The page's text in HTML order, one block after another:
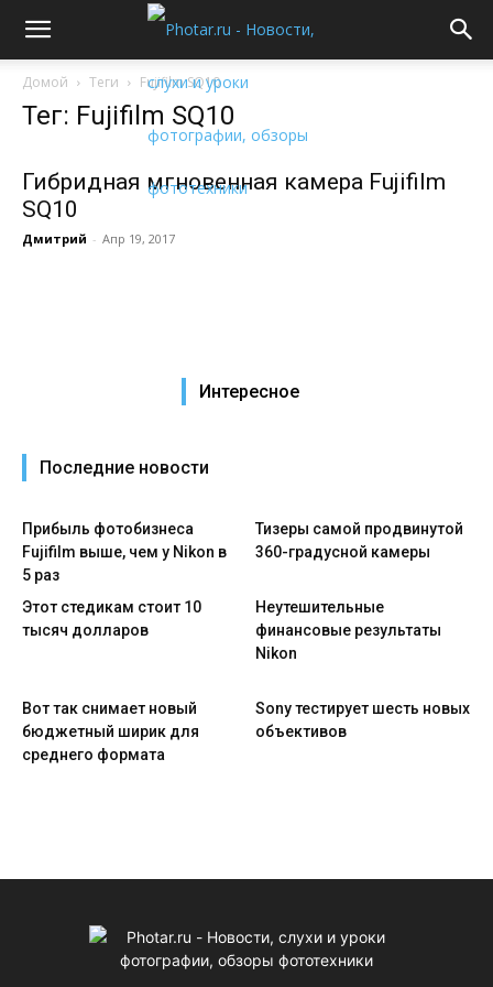
Домой Теги Fujifilm SQ10
Тег: Fujifilm SQ10
Гибридная мгновенная камера Fujifilm
SQ10
Дмитрий - Апр 19, 2017
Интересное
Последние новости
Прибыль фотобизнеса
Fujifilm выше, чем у Nikon в
5 раз
Тизеры самой продвинутой
360-градусной камеры
Этот стедикам стоит 10
тысяч долларов
Неутешительные
финансовые результаты
Nikon
Вот так снимает новый
бюджетный ширик для
среднего формата
Sony тестирует шесть новых
объективов